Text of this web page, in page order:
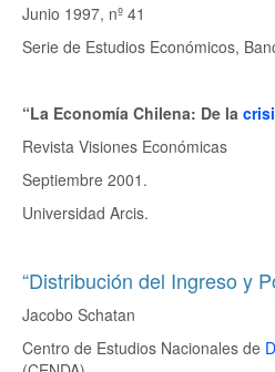
Junio 1997, nº 41
Serie de Estudios Económicos,
“La Economía Chilena: De la
Revista Visiones Económicas
Septiembre 2001.
Universidad Arcis.
“Distribución del Ingreso y
Jacobo Schatan
Centro de Estudios Nacionales de